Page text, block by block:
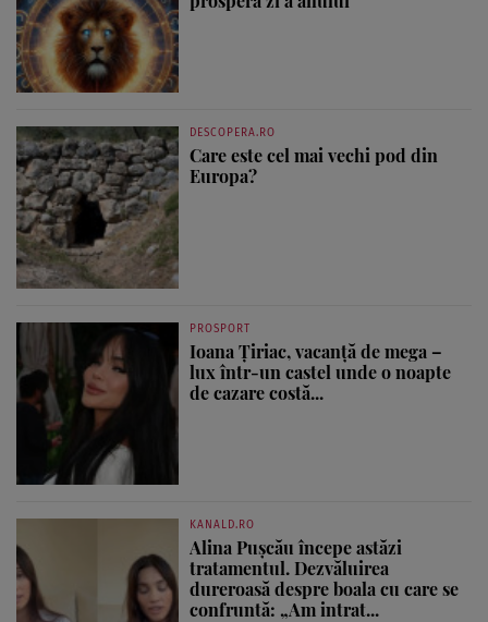
DESCOPERA.RO
Care este cel mai vechi pod din
Europa?
PROSPORT
Ioana Țiriac, vacanță de mega –
lux într-un castel unde o noapte
de cazare costă...
KANALD.RO
Alina Pușcău începe astăzi
tratamentul. Dezvăluirea
dureroasă despre boala cu care se
confruntă: „Am intrat...